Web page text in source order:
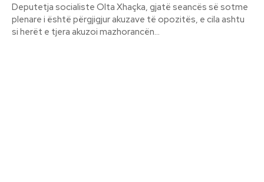
Deputetja socialiste Olta Xhaçka, gjatë seancës së sotme
plenare i është përgjigjur akuzave të opozitës, e cila ashtu
si herët e tjera akuzoi mazhorancën...